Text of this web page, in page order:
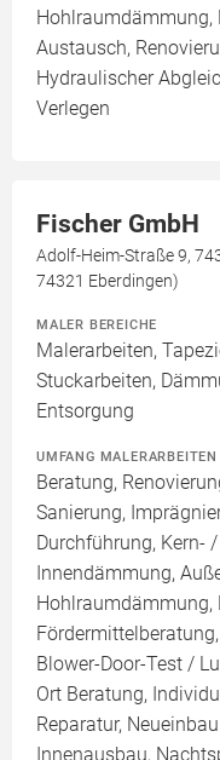
Austausch,
Hydraulischer
Verlegen
Fischer GmbH
Adolf-Heim-Straße 9,
74321 Eberdingen)
MALER BEREICHE
Malerarbeiten,
Stuckarbeiten,
Entsorgung
UMFANG MALERARBEITEN
Beratung,
Sanierung,
Durchführung, Kern-
Innendämmung,
Hohlraumdämmung,
Blower-Door-Test /
Ort Beratung,
Reparatur,
Innenausbau,